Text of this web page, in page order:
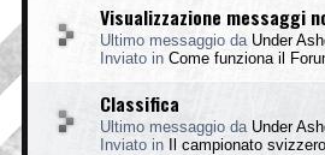
Visualizzazione messaggi
Ultimo messaggio da Under
Inviato in Come funziona il
Classifica
Ultimo messaggio da Under
Inviato in
Il campionato svizzero